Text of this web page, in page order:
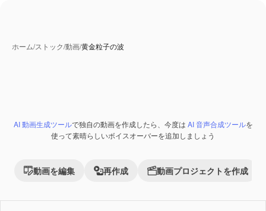
ホーム/ストック/動画/黄金粒子の波
Premium
AI 動画生成ツールで独自の動画を作成したら、今度は AI 音声合成ツールを
使って素晴らしいボイスオーバーを追加しましょう
動画を編集 再作成 動画プロジェクトを作成